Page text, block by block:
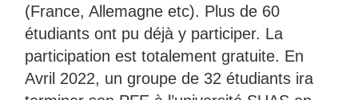
(France, Allemagne etc). Plus de 60
étudiants ont pu déjà y participer. La
participation est totalement gratuite. En
Avril 2022, un groupe de 32 étudiants ira